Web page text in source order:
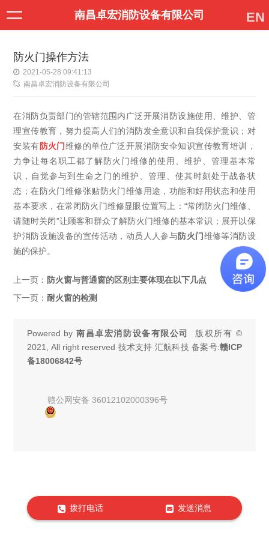
南昌卓宏消防设备有限公司 EN
防火门操作方法
2021-05-28 09:41:13
南昌卓宏消防设备有限公司
在消防负责部门的管辖范围内广泛开展消防设施使用、维护、管
理宣传教育，努力提高人们的消防发全意识和自我保护意识；对
安装有防火门维修的单位广泛开展消防安伞知识宣传教育培训，
力争让每名职工都了解防火门维修的使用、维护、管理基本常
识，自觉参与到生命之门的维护、管理、使其时刻处于战备状
态；在防火门维修张贴防火门维修用途，功能和好用状态和使用
基本要求，在常闭防火门维修显眼位置写上：“常闭防火门维修、
请随时关闭”让顾客和群众了解防火门维修的基本常识；展开以保
护消防设施设备的宣传活动，动员人人参与防火门维修等消防设
施的保护。
上一页： 防火窗与普通窗的区别主要体现在以下几点
下一页：耐火窗的检测
Powered by 南昌卓宏消防设备有限公司
版权所有 ©
2021, All right reserved 技术支持 汇航科技 备案号:赣ICP
备18006842号
赣公网安备 36012102000396号
拨打电话 发送消息